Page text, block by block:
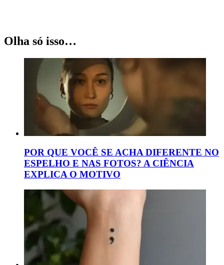
Olha só isso…
POR QUE VOCÊ SE ACHA DIFERENTE NO
ESPELHO E NAS FOTOS? A CIÊNCIA
EXPLICA O MOTIVO